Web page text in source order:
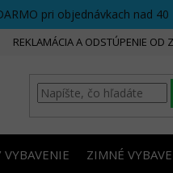
pri objednávkach nad
REKLAMÁCIA A ODSTÚPENIE OD
ZIMNÉ